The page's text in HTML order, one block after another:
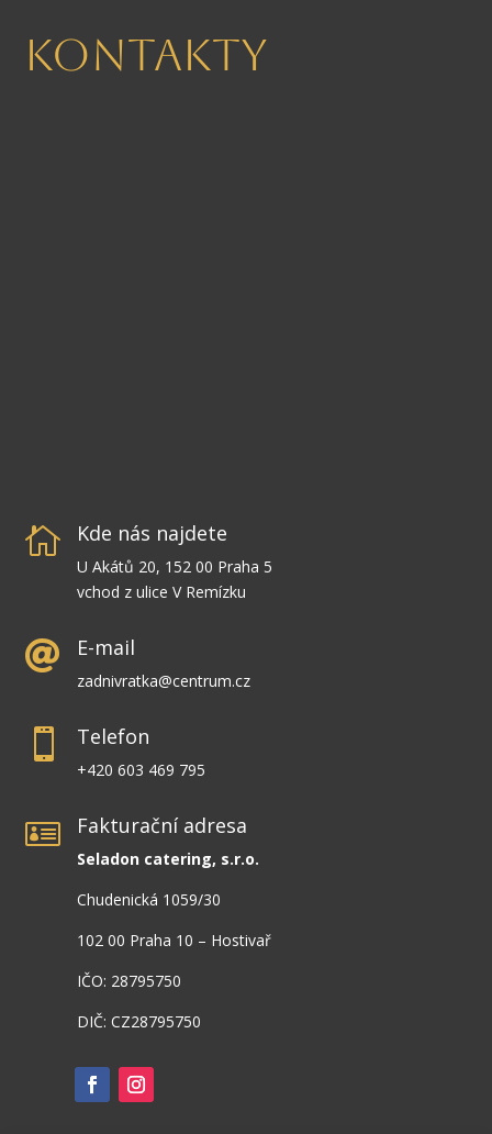
Kontakty
 Kde nás najdete
U Akátů 20, 152 00 Praha 5
vchod z ulice V Remízku
 E-mail
zadnivratka@centrum.cz
 Telefon
+420 603 469 795
 Fakturační adresa
Seladon catering, s.r.o.
Chudenická 1059/30
102 00 Praha 10 – Hostivař
IČO: 28795750
DIČ: CZ28795750